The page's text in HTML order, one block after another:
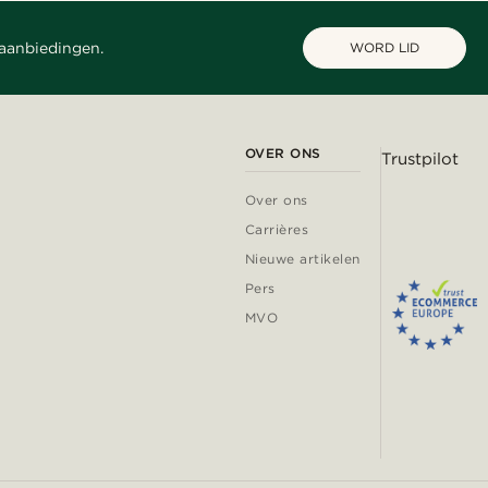
WORD LID
OVER ONS
Over ons
Carrières
Nieuwe artikelen
Pers
MVO
Trustpilot